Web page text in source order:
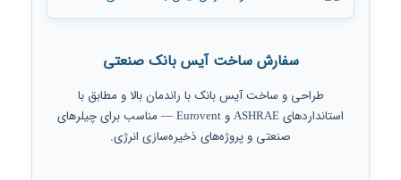
سفارش ساخت آیس بانک صنعتی
طراحی و ساخت آیس بانک با راندمان بالا و مطابق با
استانداردهای ASHRAE و Eurovent — مناسب برای چیلرهای
صنعتی و پروژه‌های ذخیره‌سازی انرژی.